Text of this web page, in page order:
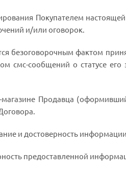
Покупателем
и/или оговорок.
безоговорочным фактом
смс-сообщений о статусе
Продавца
и достоверность
предоставленной